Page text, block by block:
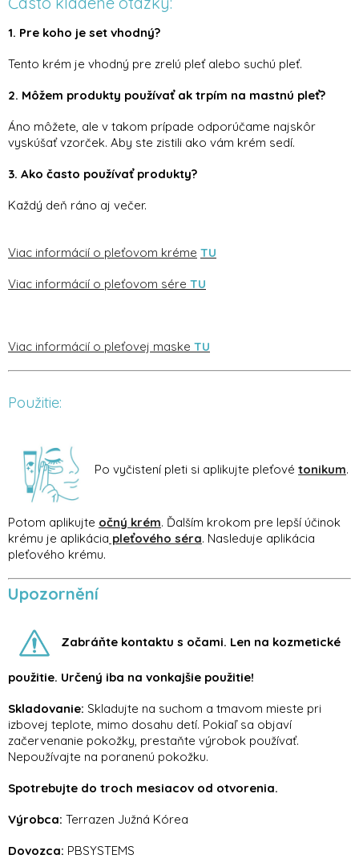
1. Pre koho je set vhodný?
Tento krém je vhodný pre zrelú pleť alebo suchú pleť.
2. Môžem produkty používať ak trpím na mastnú pleť?
Áno môžete, ale v takom prípade odporúčame najskôr
vyskúšať vzorček. Aby ste zistili ako vám krém sedí.
3. Ako často používať produkty?
Každý deň ráno aj večer.
Viac informácií o pleťovom kréme TU
Viac informácií o pleťovom sére TU
Viac informácií o pleťovej maske TU
Použitie:
Po vyčistení pleti si aplikujte pleťové tonikum.
Potom aplikujte očný krém. Ďalším krokom pre lepší účinok
krému je aplikácia pleťového séra. Nasleduje aplikácia
pleťového krému.
Upozornění
Zabráňte kontaktu s očami. Len na kozmetické
použitie. Určený iba na vonkajšie použitie!
Skladovanie: Skladujte na suchom a tmavom mieste pri
izbovej teplote, mimo dosahu detí. Pokiaľ sa objaví
začervenanie pokožky, prestaňte výrobok používať.
Nepoužívajte na poranenú pokožku.
Spotrebujte do troch mesiacov od otvorenia.
Výrobca: Terrazen Južná Kórea
Dovozca: PBSYSTEMS